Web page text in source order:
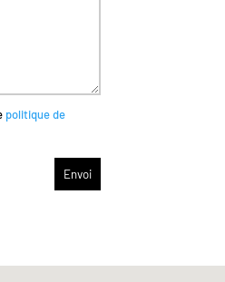
politique de